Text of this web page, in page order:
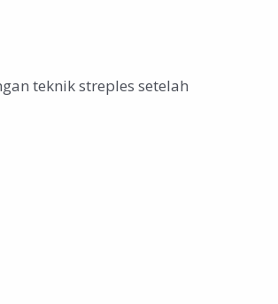
teknik streples setelah